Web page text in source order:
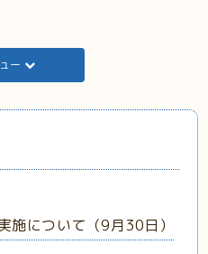
ー
施について（9月30日）